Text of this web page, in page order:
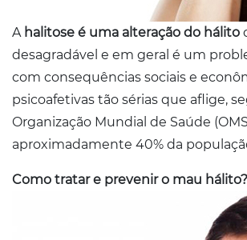
A halitose é uma alteração do hálito
desagradável e em geral é um
com consequências sociais e
psicoafetivas tão sérias que aflige,
Organização Mundial de Saúde
aproximadamente 40% da
Como tratar e prevenir o mau hálito?